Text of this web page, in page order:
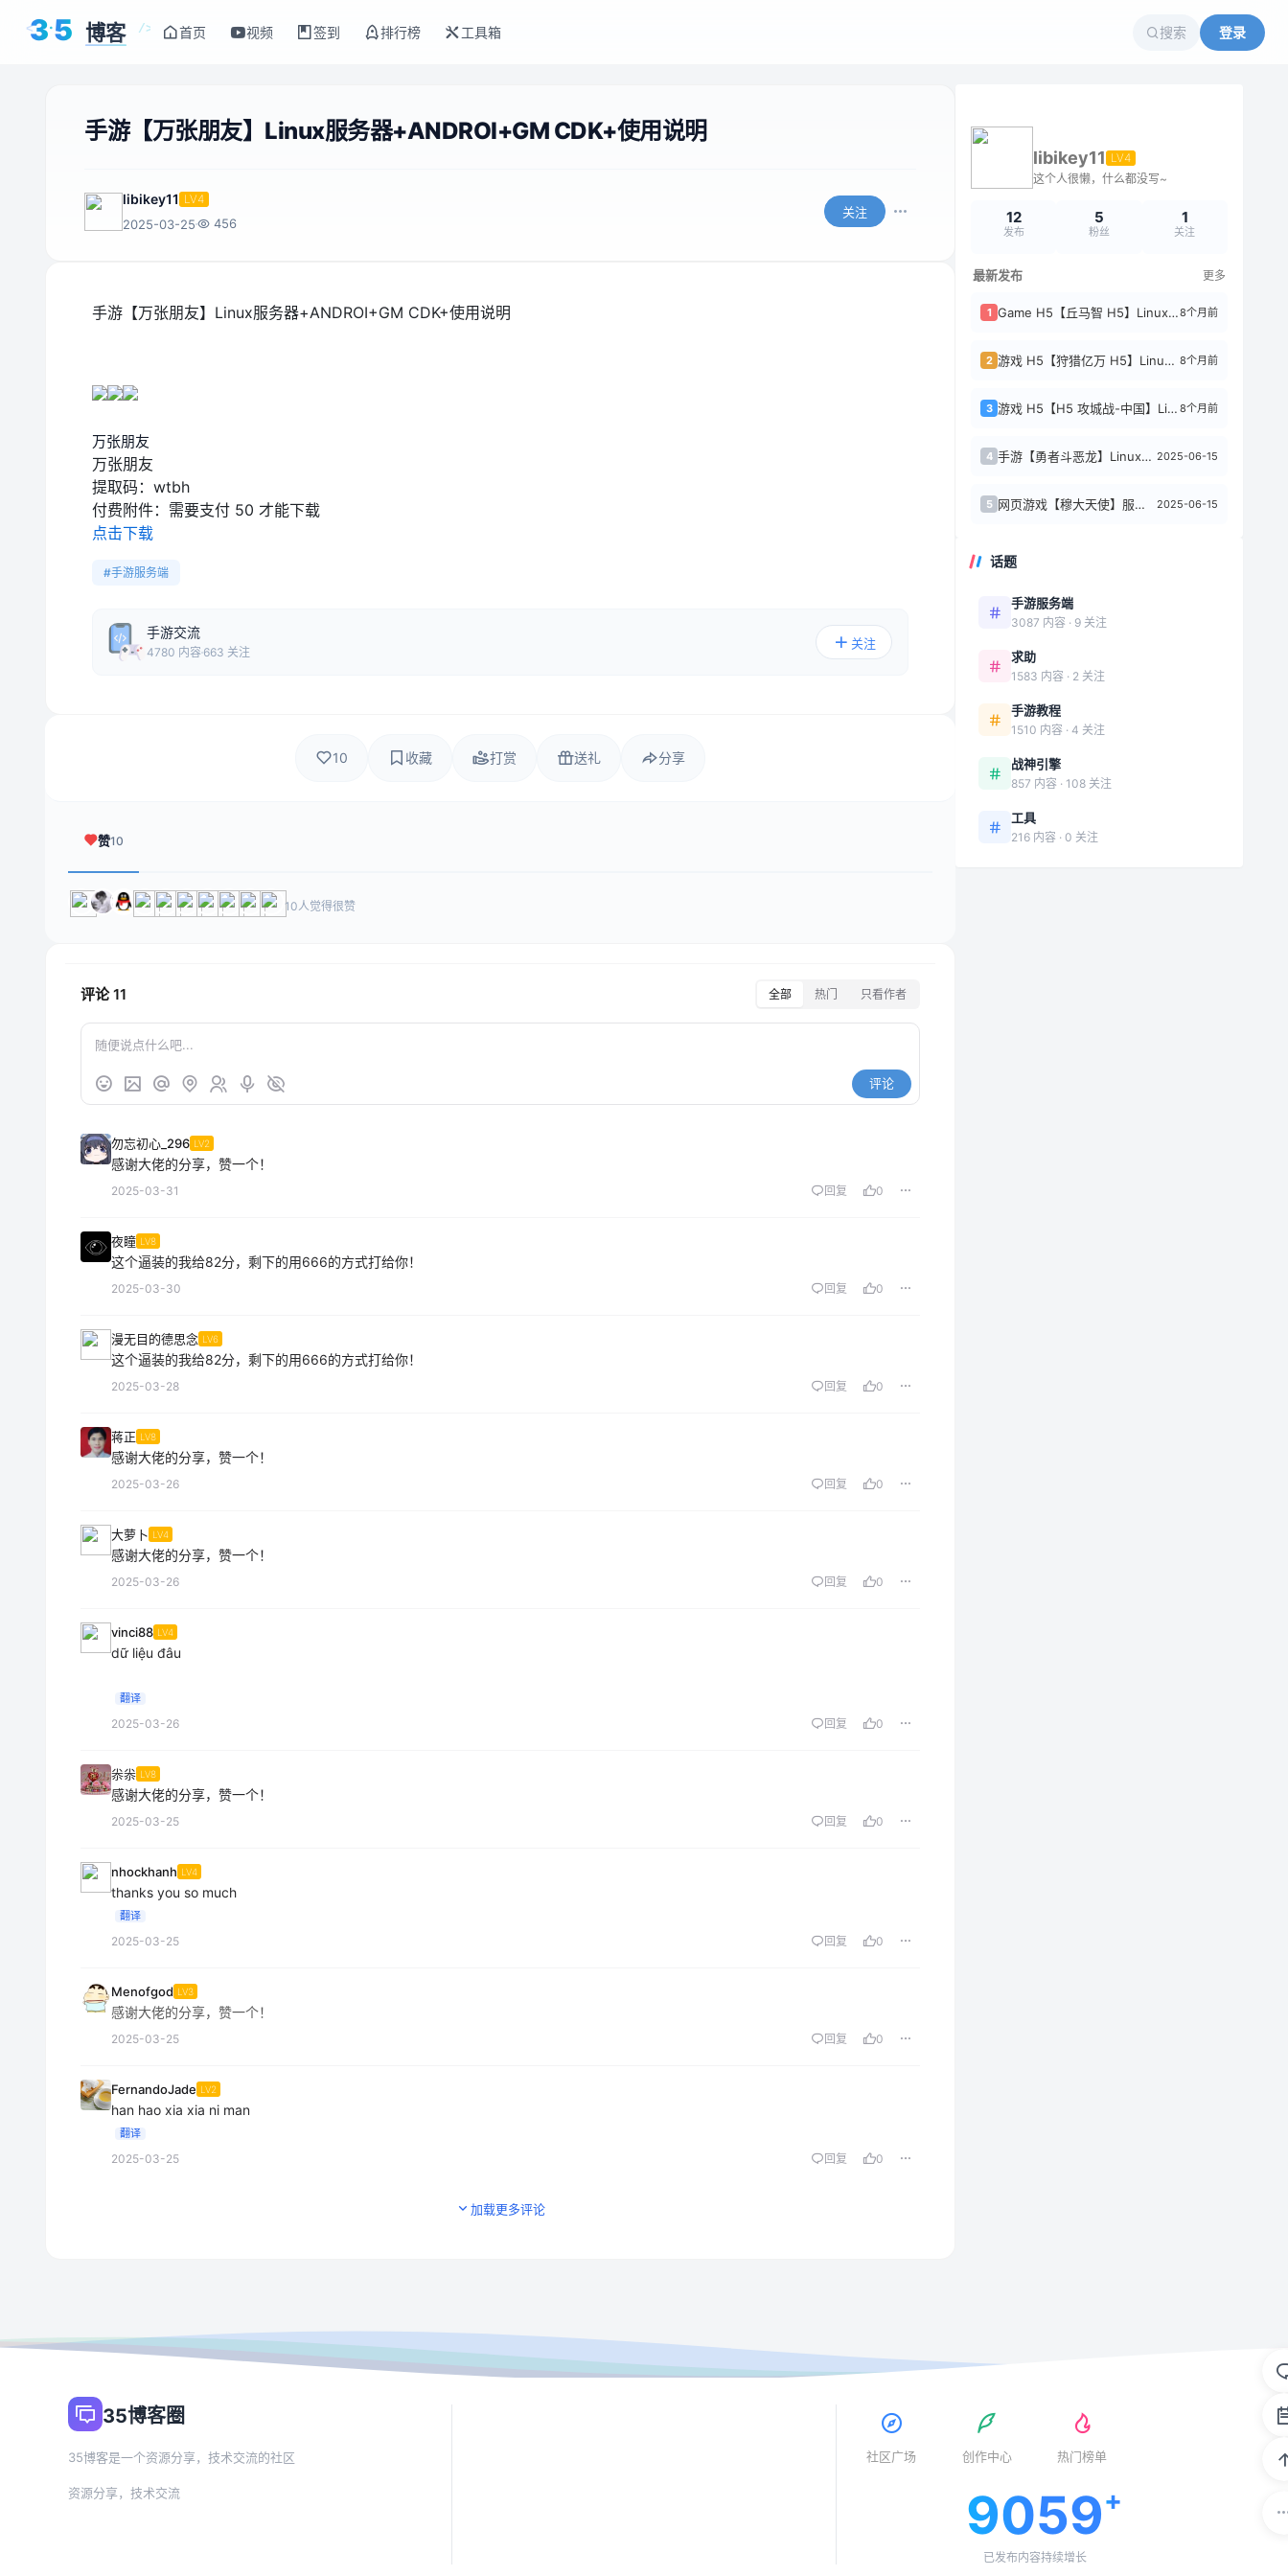
< />
35 博客 首页 视频 签到 排行榜 工具箱 搜索 登录
手游【万张朋友】Linux服务器+ANDROI+GM CDK+使用说明
libikey11 LV4
2025-03-25 456
关注
手游【万张朋友】Linux服务器+ANDROI+GM CDK+使用说明
万张朋友
万张朋友
提取码： wtbh
付费附件： 需要支付 50 才能下载
点击下载
#手游服务端
手游交流
4780 内容 663 关注
关注
10 收藏 打赏 送礼 分享
赞10
10人觉得很赞
评论11 全部 热门 只看作者
评论
勿忘初心_296 LV2
感谢大佬的分享，赞一个！
2025-03-31 回复 0
夜瞳 LV8
这个逼装的我给82分，剩下的用666的方式打给你！
2025-03-30 回复 0
漫无目的德思念 LV6
这个逼装的我给82分，剩下的用666的方式打给你！
2025-03-28 回复 0
蒋正 LV8
感谢大佬的分享，赞一个！
2025-03-26 回复 0
大萝卜 LV4
感谢大佬的分享，赞一个！
2025-03-26 回复 0
vinci88 LV4
dữ liệu đâu
翻译
2025-03-26 回复 0
尜尜 LV8
感谢大佬的分享，赞一个！
2025-03-25 回复 0
nhockhanh LV4
thanks you so much
翻译
2025-03-25 回复 0
Menofgod LV3
感谢大佬的分享，赞一个！
2025-03-25 回复 0
FernandoJade LV2
han hao xia xia ni man
翻译
2025-03-25 回复 0
加载更多评论
libikey11 LV4
这个人很懒，什么都没写~
12
发布
5
粉丝
1
关注
最新发布 更多
1 Game H5【丘马智 H5】Linux 服务器 + 使用教程8个月前
2 游戏 H5【狩猎亿万 H5】Linux 服务器 + 说明 8个月前
3 游戏 H5【H5 攻城战-中国】Linux 服务器 + 说明 8个月前
4 手游【勇者斗恶龙】Linux服务器+ANDROI、iOS+GM CDK+使用说明 2025-06-15
5 网页游戏【穆大天使】服务器 Win + GM 工具 + 指南 2025-06-15
话题
手游服务端
3087 内容 · 9 关注
求助
1583 内容 · 2 关注
手游教程
1510 内容 · 4 关注
战神引擎
857 内容 · 108 关注
工具
216 内容 · 0 关注
35博客圈
35博客是一个资源分享，技术交流的社区
资源分享，技术交流
社区广场 创作中心 热门榜单
9059
已发布内容持续增长